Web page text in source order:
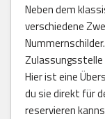
Neben dem
verschiedene
Hier ist eine
du sie direkt für
reservieren